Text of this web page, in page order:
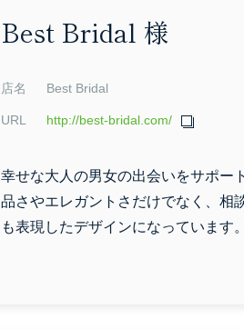
Best Bridal 様
店名 Best Bridal
URL http://best-bridal.com/
幸せな大人の男女の出会いをサポー
品さやエレガントさだけでなく、相
も表現したデザインになっています。